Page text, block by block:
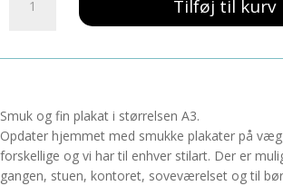
Power
Tilføj til kurv
Smuk og fin plakat i størrelsen A3.
Opdater hjemmet med smukke plakater på
forskellige og vi har til enhver stilart. Der er
gangen, stuen, kontoret, soveværelset og til